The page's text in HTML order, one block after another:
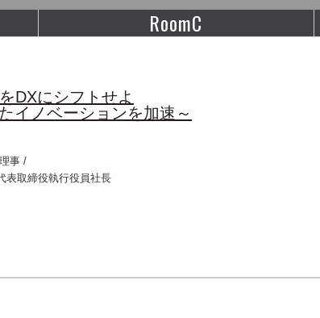
RoomC
DXにシフトせよ
イノベーションを加速～
事 /
表取締役執行役員社長